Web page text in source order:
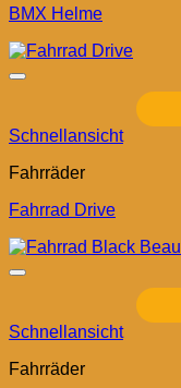
BMX Helme
Schnellansicht
Fahrräder
Fahrrad Drive
Schnellansicht
Fahrräder